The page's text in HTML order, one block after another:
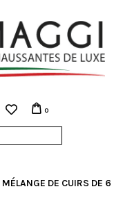
0
DE CUIRS DE 6